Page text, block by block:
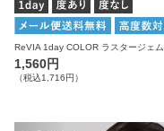
1,560円
（税込1,716円）